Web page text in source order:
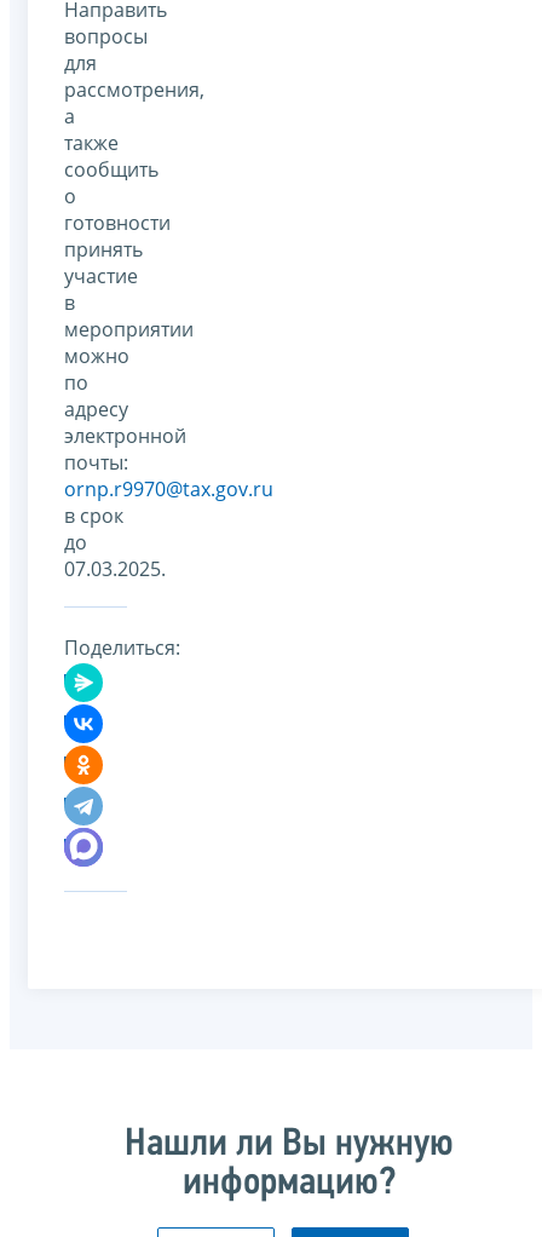
Направить
вопросы
для
рассмотрения,
а
также
сообщить
о
готовности
принять
участие
в
мероприятии
можно
по
адресу
электронной
почты:
ornp.r9970@tax.gov.ru
в срок
до
07.03.2025.
Поделиться:
Нашли ли Вы нужную
информацию?